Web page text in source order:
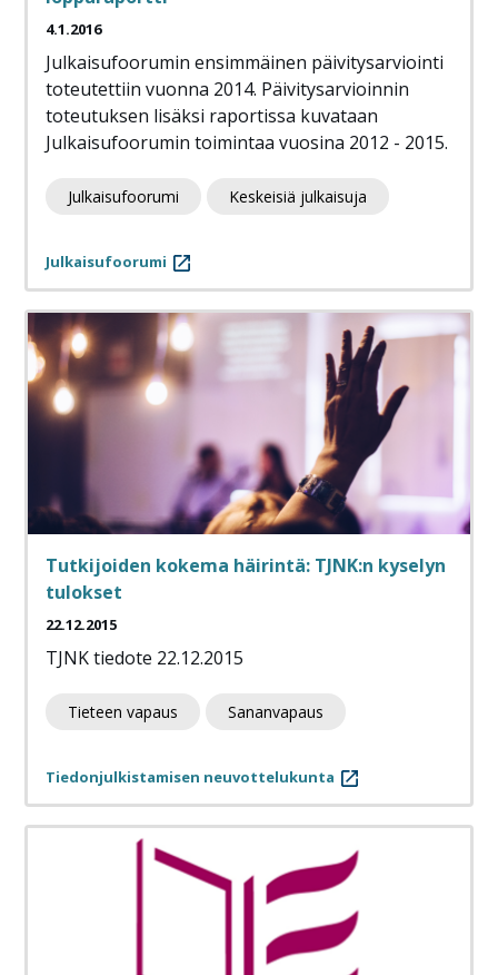
4.1.2016
Julkaisufoorumin ensimmäinen päivitysarviointi
toteutettiin vuonna 2014. Päivitysarvioinnin
toteutuksen lisäksi raportissa kuvataan
Julkaisufoorumin toimintaa vuosina 2012 - 2015.
Julkaisufoorumi Keskeisiä julkaisuja
Julkaisufoorumi
Tutkijoiden kokema häirintä: TJNK:n kyselyn
tulokset
22.12.2015
TJNK tiedote 22.12.2015
Tieteen vapaus Sananvapaus
Tiedonjulkistamisen neuvottelukunta